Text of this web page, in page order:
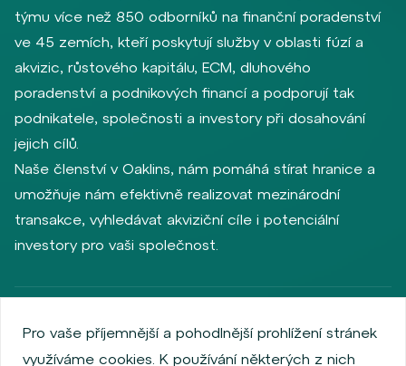
týmu více než 850 odborníků na finanční poradenství
ve 45 zemích, kteří poskytují služby v oblasti fúzí a
akvizic, růstového kapitálu, ECM, dluhového
poradenství a podnikových financí a podporují tak
podnikatele, společnosti a investory při dosahování
jejich cílů.
Naše členství v Oaklins, nám pomáhá stírat hranice a
umožňuje nám efektivně realizovat mezinárodní
transakce, vyhledávat akviziční cíle i potenciální
investory pro vaši společnost.
Zásady ochrany osobních údajů
Používání cookies
Informace o emitentech
Pro vaše příjemnější a pohodlnější prohlížení stránek
využíváme cookies. K používání některých z nich